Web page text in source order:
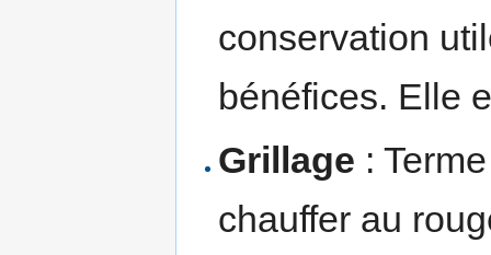
conservation
bénéfices. Elle
Grillage :
chauffer au